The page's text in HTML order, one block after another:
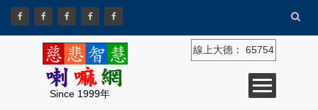
Since 1999年
線上大德： 65754